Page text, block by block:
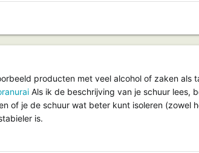
producten met veel alcohol of zaken
Als ik de beschrijving van je schuur lees,
of je de schuur wat beter kunt isoleren
is.